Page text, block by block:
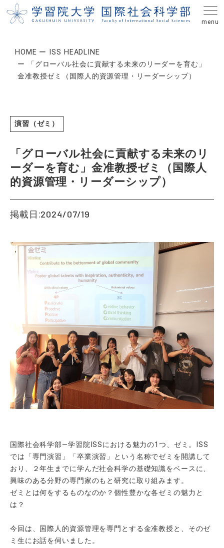
HOME
ISS HEADLINE
「グローバル社会に貢献する未来のリーダーを育む」
金准教授ゼミ（国際人的資源管理・リーダーシップ）
演習（ゼミ）
「グローバル社会に貢献する未来のリ
ーダーを育む」金准教授ゼミ（国際人
的資源管理・リーダーシップ）
掲載日:2024/07/19
国際社会科学部―学習院ISSにおける魅力の1つ、ゼミ。ISS
では「専門演習」「卒業演習」という名称でゼミを開講して
おり、２年生までに学んだ社会科学の基礎知識をベースに、
興味のある分野の専門家のもと研究に取り組みます。
ゼミとは何をするものなのか？個性豊かな各ゼミの魅力と
は？
今回は、国際人的資源管理を専門とする金准教授と、そのゼ
ミ生にお話を伺いました。